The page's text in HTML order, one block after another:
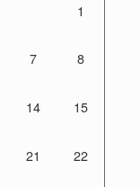
1
7 8
14 15
21 22